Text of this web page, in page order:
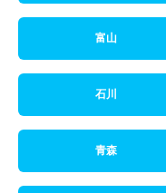
富山
石川
青森